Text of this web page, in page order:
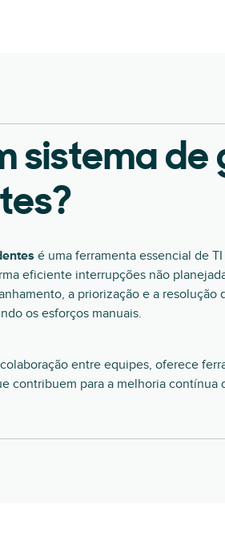
sistema de
é uma ferramenta essencial de
eficiente interrupções não
a priorização e a
os esforços manuais.
entre equipes, oferece
contribuem para a melhoria contínua